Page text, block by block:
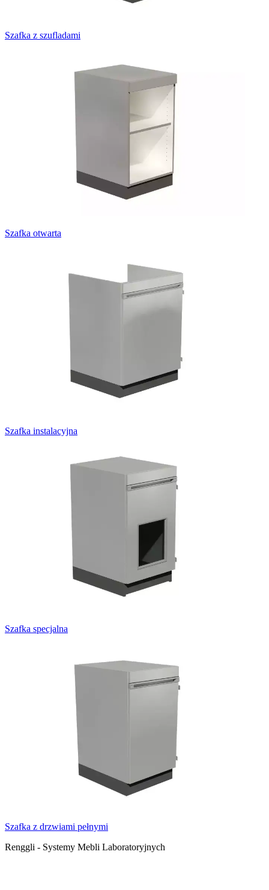
Szafka z szufladami
Szafka otwarta
Szafka instalacyjna
Szafka specjalna
Szafka z drzwiami pełnymi
Renggli - Systemy Mebli Laboratoryjnych